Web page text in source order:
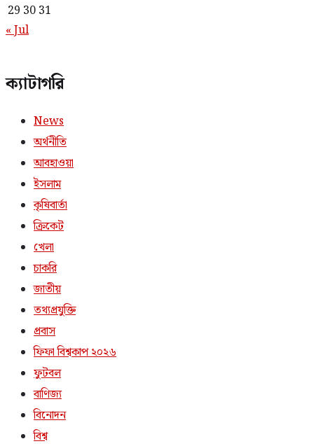
29 30 31
« Jul
ক্যাটাগরি
News
অর্থনীতি
আবহাওয়া
ইসলাম
কৃষিবার্তা
ক্রিকেট
খেলা
চাকরি
জাতীয়
তথ্যপ্রযুক্তি
প্রবাস
ফিফা বিশ্বকাপ ২০২৬
ফুটবল
বাণিজ্য
বিনোদন
বিশ্ব